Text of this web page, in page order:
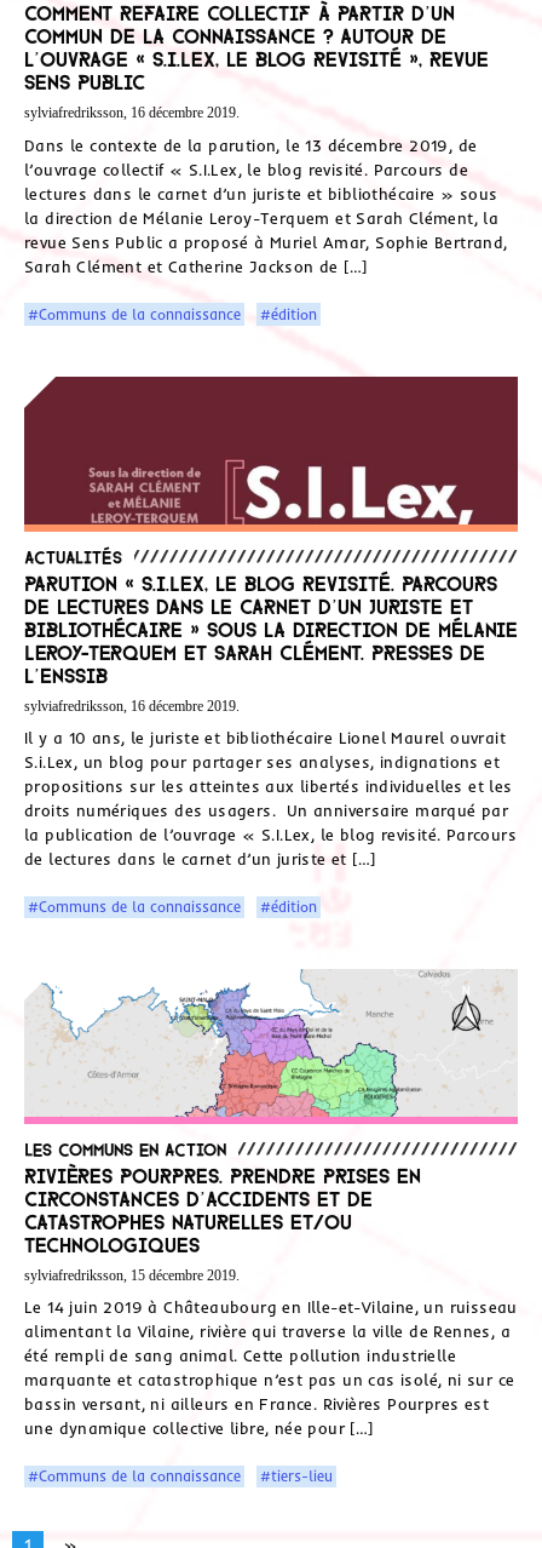
Comment refaire collectif à partir d’un
commun de la connaissance ? Autour de
l’ouvrage « S.I.Lex, le blog revisité », revue
Sens Public
sylviafredriksson, 16 décembre 2019.
Dans le contexte de la parution, le 13 décembre 2019, de
l’ouvrage collectif « S.I.Lex, le blog revisité. Parcours de
lectures dans le carnet d’un juriste et bibliothécaire » sous
la direction de Mélanie Leroy-Terquem et Sarah Clément, la
revue Sens Public a proposé à Muriel Amar, Sophie Bertrand,
Sarah Clément et Catherine Jackson de […]
#Communs de la connaissance #édition
Actualités
Parution « S.I.Lex, le blog revisité. Parcours
de lectures dans le carnet d’un juriste et
bibliothécaire » Sous la direction de Mélanie
Leroy-Terquem et Sarah Clément. Presses de
l’Enssib
sylviafredriksson, 16 décembre 2019.
Il y a 10 ans, le juriste et bibliothécaire Lionel Maurel ouvrait
S.i.Lex, un blog pour partager ses analyses, indignations et
propositions sur les atteintes aux libertés individuelles et les
droits numériques des usagers. Un anniversaire marqué par
la publication de l’ouvrage « S.I.Lex, le blog revisité. Parcours
de lectures dans le carnet d’un juriste et […]
#Communs de la connaissance #édition
Les communs en action
Rivières Pourpres. Prendre prises en
circonstances d’accidents et de
catastrophes naturelles et/ou
technologiques
sylviafredriksson, 15 décembre 2019.
Le 14 juin 2019 à Châteaubourg en Ille-et-Vilaine, un ruisseau
alimentant la Vilaine, rivière qui traverse la ville de Rennes, a
été rempli de sang animal. Cette pollution industrielle
marquante et catastrophique n’est pas un cas isolé, ni sur ce
bassin versant, ni ailleurs en France. Rivières Pourpres est
une dynamique collective libre, née pour […]
#Communs de la connaissance #tiers-lieu